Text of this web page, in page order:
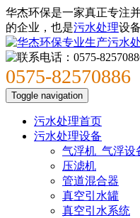
华杰环保是一家真正专注
的企业，也是污水处理设
0575-82570886
Toggle navigation
污水处理首页
污水处理设备
气浮机_气浮设
压滤机
管道混合器
真空引水罐
真空引水系统